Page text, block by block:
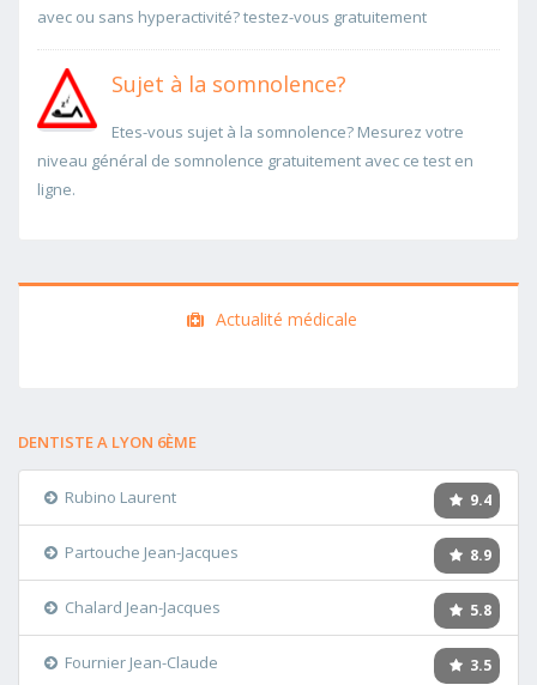
avec ou sans hyperactivité? testez-vous gratuitement
Sujet à la somnolence?
Etes-vous sujet à la somnolence? Mesurez votre
niveau général de somnolence gratuitement avec ce test en
ligne.
Actualité médicale
DENTISTE A LYON 6ÈME
9.4
Rubino Laurent
8.9
Partouche Jean-Jacques
5.8
Chalard Jean-Jacques
3.5
Fournier Jean-Claude